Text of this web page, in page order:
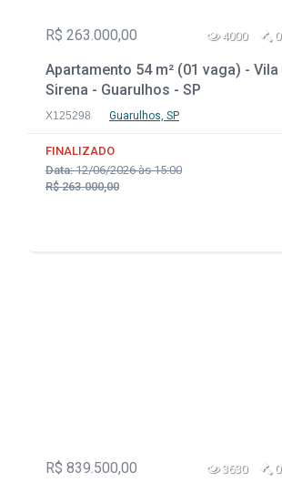
R$ 263.000,00 4000 0
Apartamento 54 m² (01 vaga) - Vila
Sirena - Guarulhos - SP
X125298 Guarulhos, SP
FINALIZADO
Data:12/06/2026 às 15:00
R$ 263.000,00
R$ 839.500,00 3630 0